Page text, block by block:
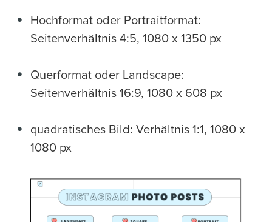
Hochformat oder Portraitformat:
Seitenverhältnis 4:5, 1080 x 1350 px
Querformat oder Landscape:
Seitenverhältnis 16:9, 1080 x 608 px
quadratisches Bild: Verhältnis 1:1, 1080 x
1080 px